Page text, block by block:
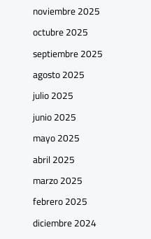
noviembre 2025
octubre 2025
septiembre 2025
agosto 2025
julio 2025
junio 2025
mayo 2025
abril 2025
marzo 2025
febrero 2025
diciembre 2024